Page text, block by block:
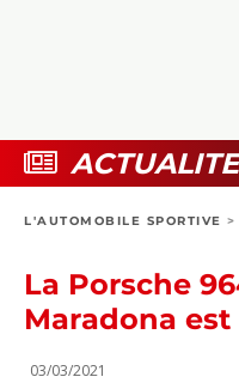
BOUTIQUE
L'AUTOMOBILE SPORTIVE >
La Porsche
Maradona
03/03/2021